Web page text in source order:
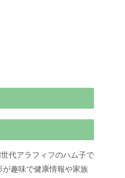
代アラフィフのハム子で
趣味で健康情報や家族